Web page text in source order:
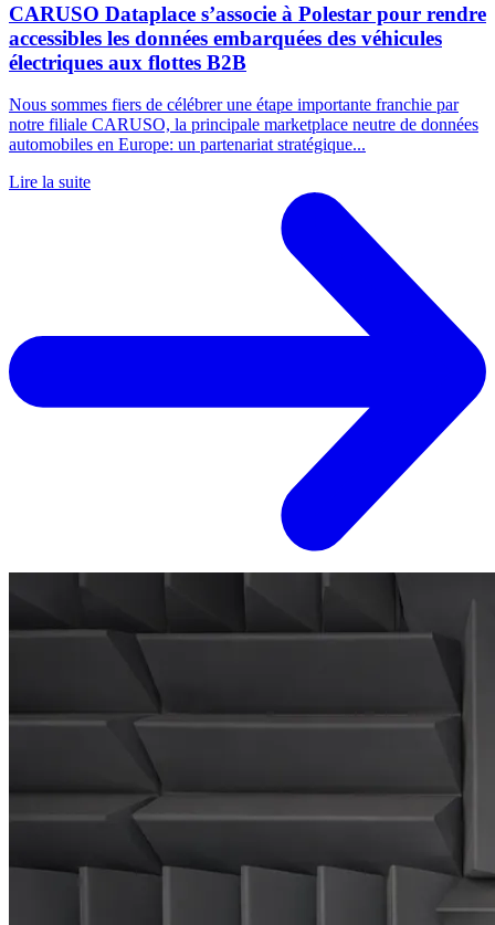
CARUSO Dataplace s’associe à Polestar pour rendre
accessibles les données embarquées des véhicules
électriques aux flottes B2B
Nous sommes fiers de célébrer une étape importante franchie par
notre filiale CARUSO, la principale marketplace neutre de données
automobiles en Europe: un partenariat stratégique...
Lire la suite